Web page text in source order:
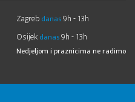
Zagreb danas9h - 13h
Osijek danas9h - 13h
Nedjeljom i praznicima ne radimo